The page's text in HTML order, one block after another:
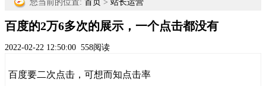
您当前的位置: 首页 > 站长运营
百度的2万6多次的展示，一个点击都没有
2022-02-22 12:50:00 558阅读
百度要二次点击，可想而知点击率